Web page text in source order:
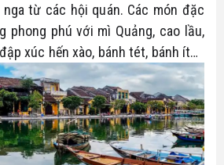
từ các hội quán. Các món đặc
phong phú với mì Quảng, cao lầu,
xúc hến xào, bánh tét, bánh ít…